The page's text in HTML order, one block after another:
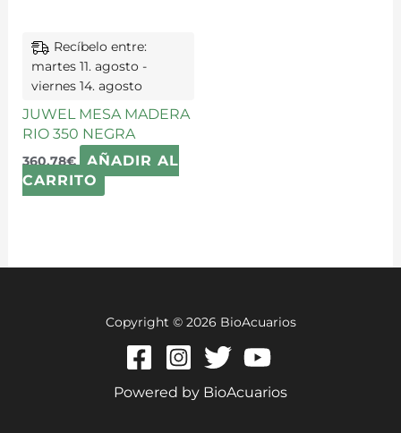
Recíbelo entre:
martes 11. agosto -
viernes 14. agosto
JUWEL MESA MADERA
RIO 350 NEGRA
360,78€
AÑADIR AL
CARRITO
Copyright © 2026 BioAcuarios
Powered by BioAcuarios